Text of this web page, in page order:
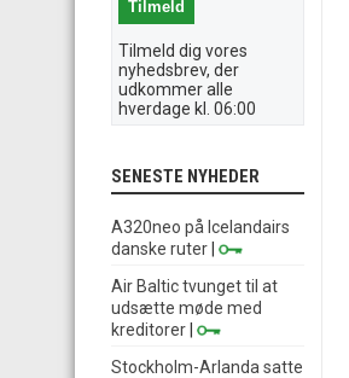
Tilmeld dig vores
nyhedsbrev, der
udkommer alle
hverdage kl. 06:00
SENESTE NYHEDER
A320neo på Icelandairs
danske ruter
Air Baltic tvunget til at
udsætte møde med
kreditorer
Stockholm-Arlanda satte